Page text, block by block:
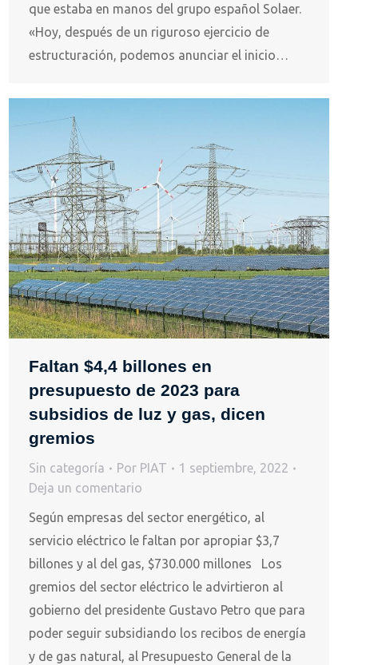
que estaba en manos del grupo español Solaer.
«Hoy, después de un riguroso ejercicio de
estructuración, podemos anunciar el inicio…
Faltan $4,4 billones en
presupuesto de 2023 para
subsidios de luz y gas, dicen
gremios
Sin categoría Por PIAT
1 septiembre, 2022
Deja un comentario
Según empresas del sector energético, al
servicio eléctrico le faltan por apropiar $3,7
billones y al del gas, $730.000 millones Los
gremios del sector eléctrico le advirtieron al
gobierno del presidente Gustavo Petro que para
poder seguir subsidiando los recibos de energía
y de gas natural, al Presupuesto General de la